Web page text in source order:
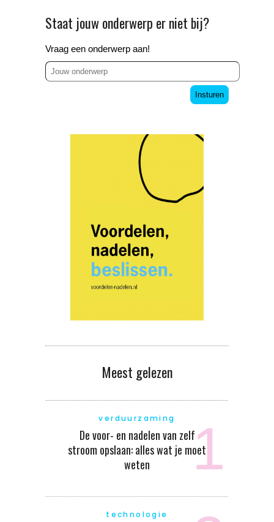
Staat jouw onderwerp er niet bij?
Vraag een onderwerp aan!
Insturen
Meest gelezen
verduurzaming
De voor- en nadelen van zelf
stroom opslaan: alles wat je moet
weten
technologie